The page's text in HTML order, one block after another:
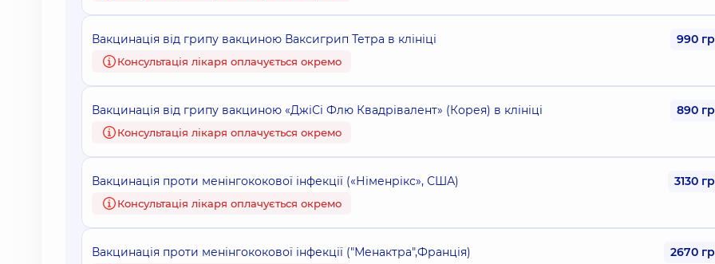
Вакцинація від грипу вакциною Ваксигрип Тетра в клініці 990
Консультація лікаря оплачується окремо
Вакцинація від грипу вакциною «ДжіСі Флю Квадрівалент» (Корея) в клініці 890
Консультація лікаря оплачується окремо
Вакцинація проти менінгококової інфекції («Німенрікс», США) 3130
Консультація лікаря оплачується окремо
Вакцинація проти менінгококової інфекції ("Менактра",Франція) 2670